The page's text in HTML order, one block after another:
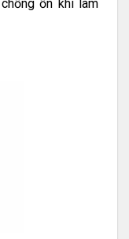
ồn khi làm